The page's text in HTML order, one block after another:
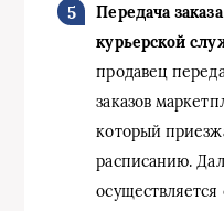
Передача
курьерской
продавец
заказов
который
расписанию.